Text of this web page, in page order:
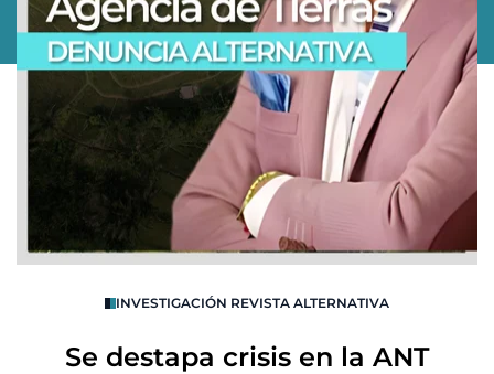
INVESTIGACIÓN REVISTA ALTERNATIVA
Se destapa crisis en la ANT